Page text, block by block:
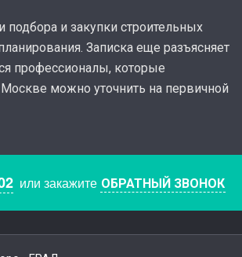
и закупки строительных
Записка еще разъясняет
профессионалы, которые
можно уточнить на первичной
или закажите ОБРАТНЫЙ ЗВОНОК